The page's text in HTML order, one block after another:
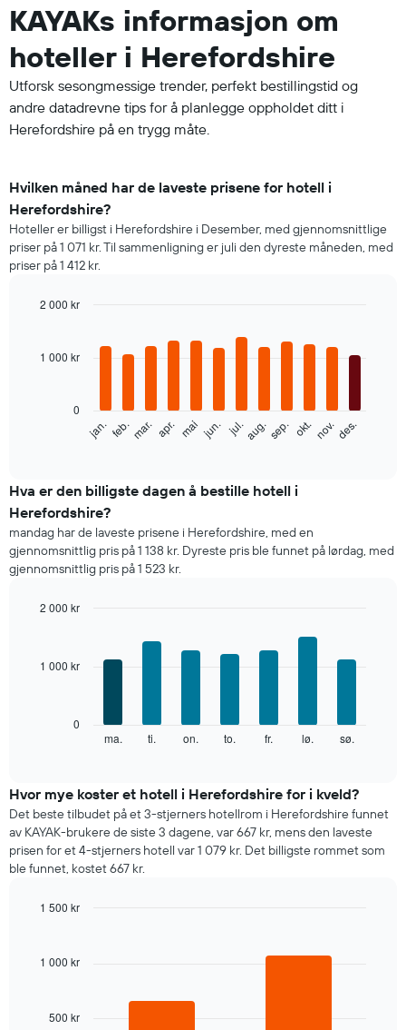
KAYAKs informasjon om
hoteller i Herefordshire
Utforsk sesongmessige trender, perfekt bestillingstid og
andre datadrevne tips for å planlegge oppholdet ditt i
Herefordshire på en trygg måte.
Hvilken måned har de laveste prisene for hotell i
Herefordshire?
Hoteller er billigst i Herefordshire i Desember, med gjennomsnittlige
priser på 1 071 kr. Til sammenligning er juli den dyreste måneden, med
priser på 1 412 kr.
with
Diagrammet
for
rom
per
måned
Diagrammets
X-
månedene.
Diagrammets
et
rom
jan. feb.mar. apr. mai jun. jul.aug.sep. okt.nov.des.
0
1 000 kr
2 000 kr
Hva er den billigste dagen å bestille hotell i
Herefordshire?
mandag har de laveste prisene i Herefordshire, med en
gjennomsnittlig pris på 1 138 kr. Dyreste pris ble funnet på lørdag, med
gjennomsnittlig pris på 1 523 kr.
Diagrammet
for
et
rom
for
hver
ukedag
viser
ma. ti. on. to. fr. lø. sø.
0
1 000 kr
2 000 kr
Hvor mye koster et hotell i Herefordshire for i kveld?
Det beste tilbudet på et 3-stjerners hotellrom i Herefordshire funnet
av KAYAK-brukere de siste 3 dagene, var 667 kr, mens den laveste
prisen for et 4-stjerners hotell var 1 079 kr. Det billigste rommet som
ble funnet, kostet 667 kr.
with
Diagrammet
500 kr
1 000 kr
1 500 kr